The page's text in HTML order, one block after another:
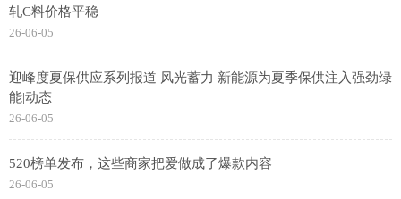
轧C料价格平稳
26-06-05
迎峰度夏保供应系列报道 风光蓄力 新能源为夏季保供注入强劲绿
能|动态
26-06-05
520榜单发布，这些商家把爱做成了爆款内容
26-06-05